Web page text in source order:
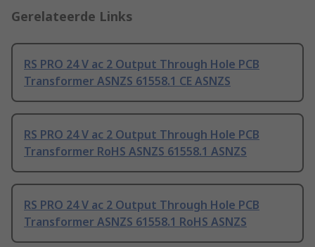
Gerelateerde Links
RS PRO 24 V ac 2 Output Through Hole PCB
Transformer ASNZS 61558.1 CE ASNZS
RS PRO 24 V ac 2 Output Through Hole PCB
Transformer RoHS ASNZS 61558.1 ASNZS
RS PRO 24 V ac 2 Output Through Hole PCB
Transformer ASNZS 61558.1 RoHS ASNZS